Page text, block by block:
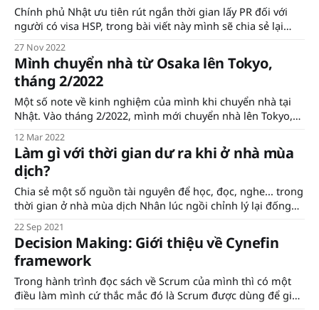
Chính phủ Nhật ưu tiên rút ngắn thời gian lấy PR đối với
người có visa HSP, trong bài viết này mình sẽ chia sẻ lại
mình mới nhận được vĩnh trú (permanent residency - PR)
nên muốn viết
27 Nov 2022
Mình chuyển nhà từ Osaka lên Tokyo,
tháng 2/2022
Một số note về kinh nghiệm của mình khi chuyển nhà tại
Nhật. Vào tháng 2/2022, mình mới chuyển nhà lên Tokyo,
chuyển nhà có khá nhiều việc cần làm nên viết bài này để
lưu lại
12 Mar 2022
Làm gì với thời gian dư ra khi ở nhà mùa
dịch?
Chia sẻ một số nguồn tài nguyên để học, đọc, nghe... trong
thời gian ở nhà mùa dịch Nhân lúc ngồi chỉnh lý lại đống
kỳ chất lượng mà ngày xưa mình note lại. Giờ tìm lại thì
không
22 Sep 2021
Decision Making: Giới thiệu về Cynefin
framework
Trong hành trình đọc sách về Scrum của mình thì có một
điều làm mình cứ thắc mắc đó là Scrum được dùng để giải